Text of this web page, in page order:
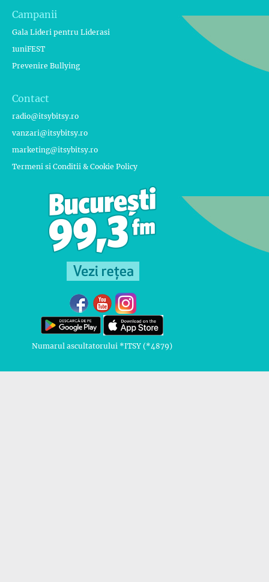
Campanii
Gala Lideri pentru Liderasi
1uniFEST
Prevenire Bullying
Contact
radio@itsybitsy.ro
vanzari@itsybitsy.ro
marketing@itsybitsy.ro
Termeni si Conditii & Cookie Policy
Numarul ascultatorului *ITSY (*4879)